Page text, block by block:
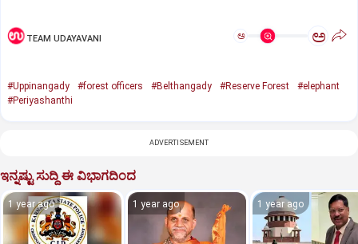
TEAM UDAYAVANI ಅ ಅ
#Uppinangady #forest officers #Belthangady #Reserve Forest
#elephant
#Periyashanthi
ADVERTISEMENT
ಇನ್ನಷ್ಟು ಸುದ್ದಿ ಈ ವಿಭಾಗದಿಂದ
1 year ago 1 year ago 1 year ago